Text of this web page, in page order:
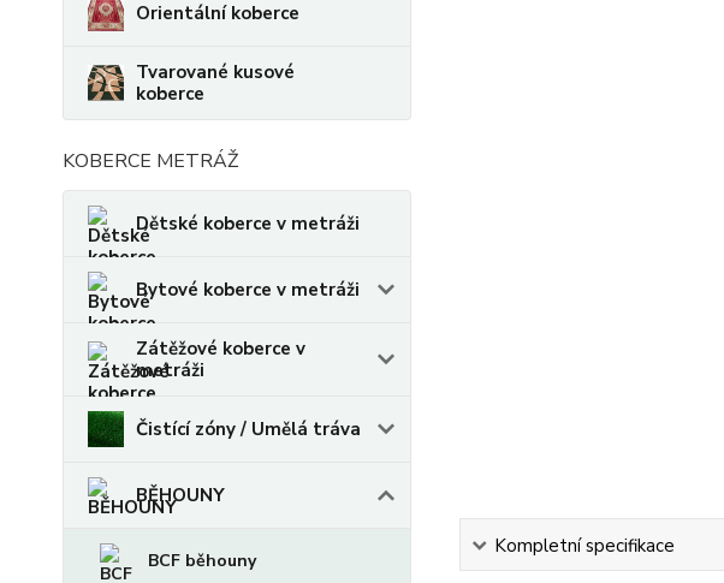
Orientální koberce
Tvarované kusové
koberce
KOBERCE METRÁŽ
Dětské koberce v metráži
Bytové koberce v metráži
Zátěžové koberce v
metráži
Čistící zóny / Umělá tráva
BĚHOUNY
BCF běhouny
Kompletní specifikace